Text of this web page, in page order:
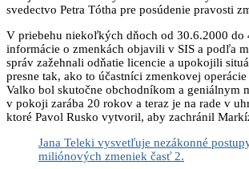
svedectvo Petra Tótha pre posúdenie pravosti
V priebehu niekoľkých dňoch od 30.6.2000 do
informácie o zmenkách objavili v SIS a podľa
správ zažehnali odňatie licencie a upokojili
presne tak, ako to účastníci zmenkovej
Valko bol skutočne obchodníkom a geniálnym
v pokoji zarába 20 rokov a teraz je na rade v
ktoré Pavol Rusko vytvoril, aby zachránil
Jana Teleki vysvetľuje nezákonné
miliónových zmeniek časť 2.